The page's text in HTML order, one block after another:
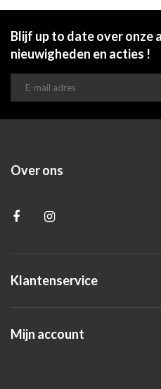
Blijf up to date over onze
nieuwigheden en acties !
Over ons
Klantenservice
Mijn account